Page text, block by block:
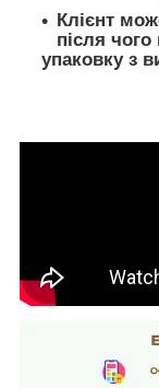
Клієнт
після
упаковку з